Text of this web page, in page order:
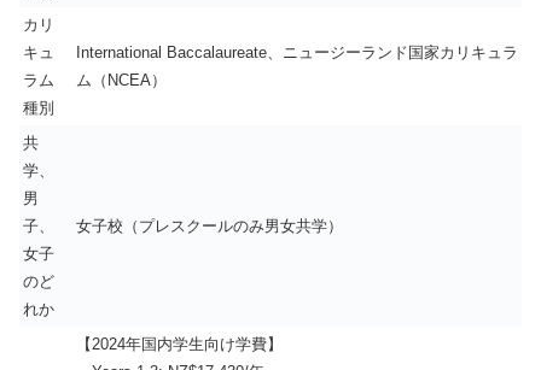
カリ
キュ
ラム
種別
International Baccalaureate、ニュージーランド国家カリキュラ
ム（NCEA）
共
学、
男
子、
女子
のど
れか
女子校（プレスクールのみ男女共学）
【2024年国内学生向け学費】